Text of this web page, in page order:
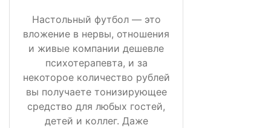
Настольный футбол — это
вложение в нервы, отношения
и живые компании дешевле
психотерапевта, и за
некоторое количество рублей
вы получаете тонизирующее
средство для любых гостей,
детей и коллег. Даже